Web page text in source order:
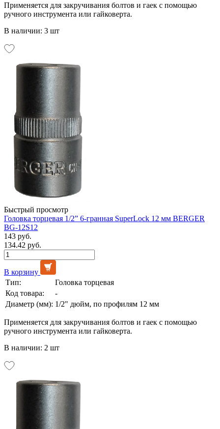
Применяется для закручивания болтов и гаек с помощью
ручного инструмента или гайковерта.
В наличии: 3 шт
Быстрый просмотр
Головка торцевая 1/2” 6-гранная SuperLock 12 мм BERGER
BG-12S12
143 руб.
134.42 руб.
В корзину
Тип:
Головка торцевая
Код товара:
-
Диаметр (мм): 1/2" дюйм, по профилям 12 мм
Применяется для закручивания болтов и гаек с помощью
ручного инструмента или гайковерта.
В наличии: 2 шт